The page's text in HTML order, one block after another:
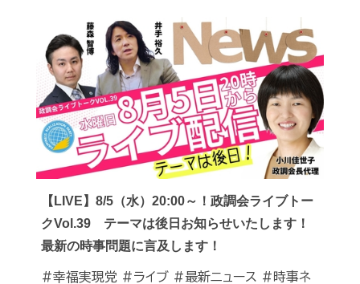
【LIVE】8/5（水）20:00～！政調会ライブトー
クVol.39 テーマは後日お知らせいたします！
最新の時事問題に言及します！
#幸福実現党 #ライブ #最新ニュース #時事ネ